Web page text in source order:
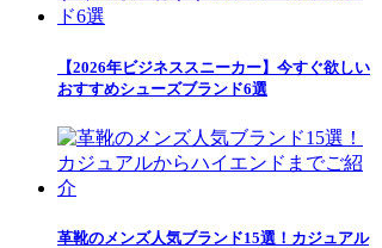
【2026年ビジネススニーカー】今すぐ欲しい
おすすめシューズブランド6選
革靴のメンズ人気ブランド15選！カジュアル